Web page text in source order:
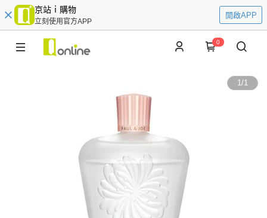
京站ｉ購物
立刻使用官方APP
開啟APP
0
1/1